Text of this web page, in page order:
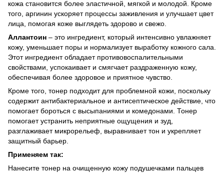
кожа становится более эластичной, мягкой и молодой. Кроме
того, аргинин ускоряет процессы заживления и улучшает цвет
лица, помогая коже выглядеть здорово и свежо.
Аллантоин – это ингредиент, который интенсивно увлажняет
кожу, уменьшает поры и нормализует выработку кожного сала.
Этот ингредиент обладает противовоспалительными
свойствами, успокаивает и смягчает раздраженную кожу,
обеспечивая более здоровое и приятное чувство.
Кроме того, тонер подходит для проблемной кожи, поскольку
содержит антибактериальное и антисептическое действие, что
помогает бороться с высыпаниями и комедонами. Тонер
помогает устранить неприятные ощущения и зуд,
разглаживает микрорельеф, выравнивает тон и укрепляет
защитный барьер.
Применяем так:
Нанесите тонер на очищенную кожу подушечками пальцев